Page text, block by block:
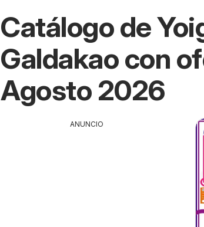
Catálogo de
Galdakao con
Agosto 2026
ANUNCIO